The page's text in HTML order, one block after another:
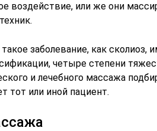
воздействие, или же они
заболевание, как сколиоз,
четыре степени
и лечебного массажа
тот или иной пациент.